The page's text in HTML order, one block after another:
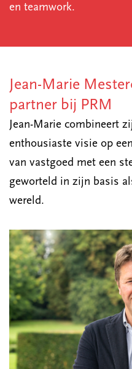
en teamwork.
Jean-Marie
partner bij PRM
Jean-Marie combineert
enthousiaste visie op
van vastgoed met een
geworteld in zijn basis
wereld.